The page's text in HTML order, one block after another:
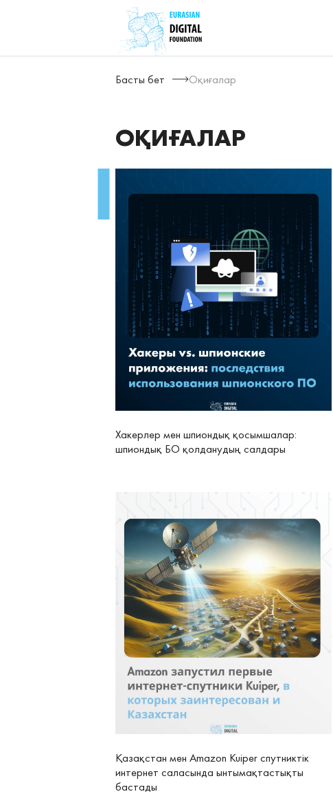
Басты бет Оқиғалар
ОҚИҒАЛАР
Хакерлер мен шпиондық қосымшалар:
шпиондық БО қолданудың салдары
Қазақстан мен Amazon Kuiper спутниктік
интернет саласында ынтымақтастықты
бастады